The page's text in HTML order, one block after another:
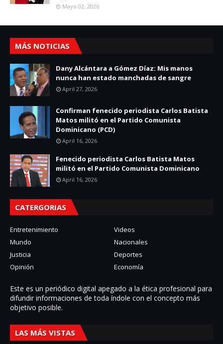
Mayo 02, 2026
MÁS NOTICIAS
Dany Alcántara a Gómez Díaz: Mis manos
nunca han estado manchadas de sangre
April 27, 2026
Confirman fenecido periodista Carlos Batista
Matos militó en el Partido Comunista
Dominicano (PCD)
April 16, 2026
Fenecido periodista Carlos Batista Matos
militó en el Partido Comunista Dominicano
April 16, 2026
CATERGORIAS
Entretenimiento
Videos
Mundo
Nacionales
Justicia
Deportes
Opinión
Economía
Este es un periódico digital apegado a la ética profesional para
difundir informaciones de toda í­ndole con el concepto más
objetivo posible.
LAS MÁS VISTAS